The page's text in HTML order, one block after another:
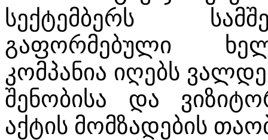
სექტემბერს
გაფორმებული
კომპანია იღებს
შენობისა და
აქტის მომზადების